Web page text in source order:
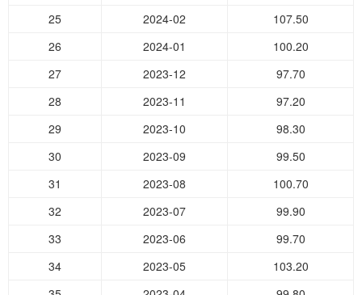
25
2024-02
107.50
26
2024-01
100.20
27
2023-12
97.70
28
2023-11
97.20
29
2023-10
98.30
30
2023-09
99.50
31
2023-08
100.70
32
2023-07
99.90
33
2023-06
99.70
34
2023-05
103.20